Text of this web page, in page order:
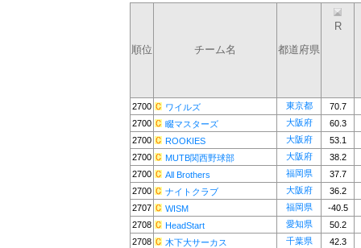
順位 チーム名 都道府県
R
2700 ワイルズ 東京都
70.7
2700
畷マスターズ 大阪府
60.3
2700
ROOKIES 大阪府
53.1
2700
MUTB関西野球部 大阪府
38.2
2700
All Brothers 福岡県
37.7
2700
ナイトクラブ 大阪府
36.2
2707
WISM 福岡県
-40.5
2708
HeadStart 愛知県
50.2
2708
木下大サーカス 千葉県
42.3